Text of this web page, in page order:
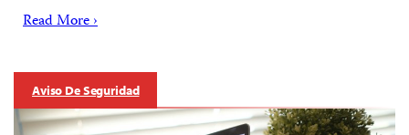
Read More ›
Aviso De Seguridad